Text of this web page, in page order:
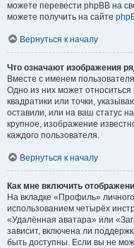
можете перевести phpBB на
можете получить на сайте
Вернуться к началу
Что означают изображения
Вместе с именем
Одно из них может
квадратики или точки,
оставили, или на ваш статус
крупное, изображение
каждого пользователя.
Вернуться к началу
Как мне включить
На вкладке «Профиль»
использованием четырёх
«Удалённая аватара» или
зависит, включена ли
быть доступны. Если вы не